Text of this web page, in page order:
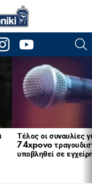
instagramyoutube
Τέλος οι συναυλίες
74xpovo
υποβληθεί σε